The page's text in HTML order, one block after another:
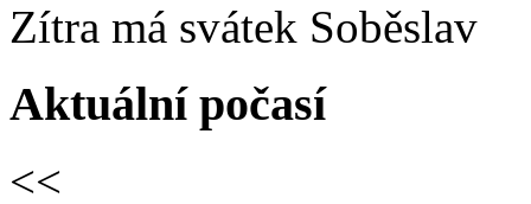
Zítra má svátek Soběslav
Aktuální počasí
<<